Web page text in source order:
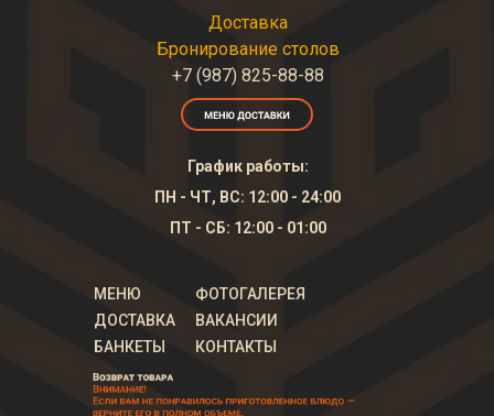
МЕНЮ
ДОСТАВКА
БАНКЕТЫ
ФОТОГАЛЕРЕЯ
ВАКАНСИИ
КОНТАКТЫ
График работы:
ПН - ЧТ, ВС: 12:00 - 24:00
ПТ - СБ: 12:00 - 01:00
Доставка
Бронирование столов
+7 (987) 825-88-88